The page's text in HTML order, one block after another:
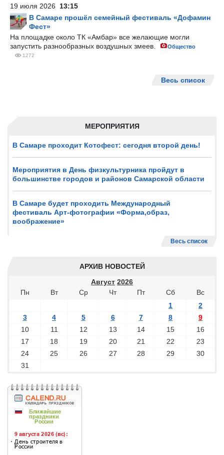
МЕРОПРИЯТИЯ
В Самаре проходит Котофест: сегодня второй день!
Мероприятия в День физкультурника пройдут в
большинстве городов и районов Самарской области
В Самаре будет проходить Международный
фестиваль Арт-фотографии «Форма,образ,
воображение»
Весь список
АРХИВ НОВОСТЕЙ
Август 2026
Пн
Вт Ср Чт Пт Сб
Вс
1
2
3
4 5 6 7 8
9
10
11 12 13 14 15
16
17
18 19 20 21 22
23
24
25 26 27 28 29
30
31
19 июля 2026 13:15
В Самаре прошёл семейный фестиваль «Дофамин
Фест»
На площадке около ТК «Амбар» все желающие могли
запустить разнообразных воздушных змеев.
Общество
1272
Весь список